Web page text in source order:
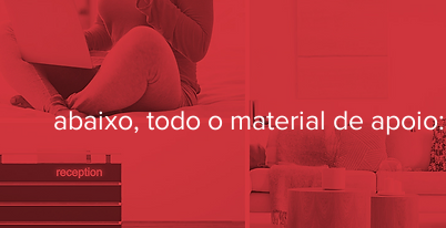
abaixo, todo o material de apoio: